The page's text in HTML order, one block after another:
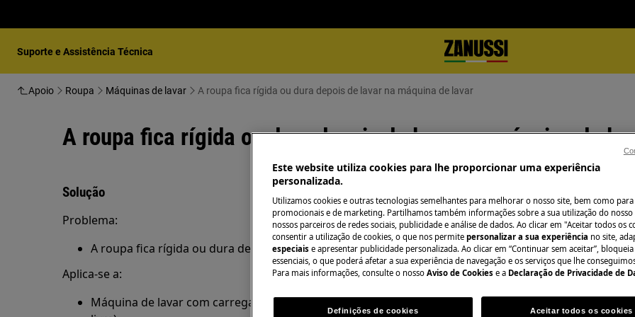
Suporte e Assistência Técnica
Apoio Roupa Máquinas de lavar A roupa fica rígida ou dura depois de lavar na máquina de lavar
A roupa fica rígida ou dura depois de lavar na máquina de
Solução
Problema:
A roupa fica rígida ou dura depois de lavar na máquina de lavar
Aplica-se a:
Máquina de lavar com carregamento frontal (encastrável e de instalação
Precisa de
Não se
assistência
Marcar serviço
Este website utiliza cookies para lhe proporcionar uma experiência
personalizada.
Utilizamos cookies e outras tecnologias semelhantes para melhorar o nosso site, bem como
promocionais e de marketing. Partilhamos também informações sobre a sua utilização do nosso
nossos parceiros de redes sociais, publicidade e análise de dados. Ao clicar em "Aceitar todos os
consentir a utilização de cookies, o que nos permite personalizar a sua experiência no site,
especiais e apresentar publicidade personalizada. Ao clicar em “Continuar sem aceitar”,
essenciais, o que poderá afetar a sua experiência de navegação e os serviços que lhe
Para mais informações, consulte o nosso Aviso de Cookies e a Declaração de Privacidade de
Definições de cookies Aceitar todos os cookies